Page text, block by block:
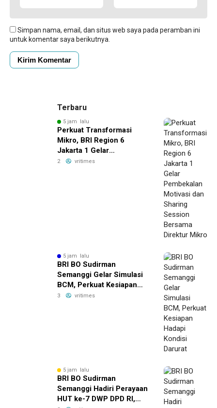
Simpan nama, email, dan situs web saya pada peramban ini
untuk komentar saya berikutnya.
Terbaru
5 jam lalu
Perkuat Transformasi
Mikro, BRI Region 6
Jakarta 1 Gelar
Pembekalan Motivasi dan
2 vritimes
5 jam lalu
BRI BO Sudirman
Semanggi Gelar Simulasi
BCM, Perkuat Kesiapan
Hadapi Kondisi Darurat
3 vritimes
5 jam lalu
BRI BO Sudirman
Semanggi Hadiri Perayaan
HUT ke-7 DWP DPD RI,